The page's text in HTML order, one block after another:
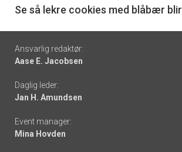
6
Se så lekre cookies med blåbær blir
Footer
-
links
Ansvarlig redaktør:
Aase E. Jacobsen
Daglig leder:
Jan H. Amundsen
Event manager:
Mina Hovden